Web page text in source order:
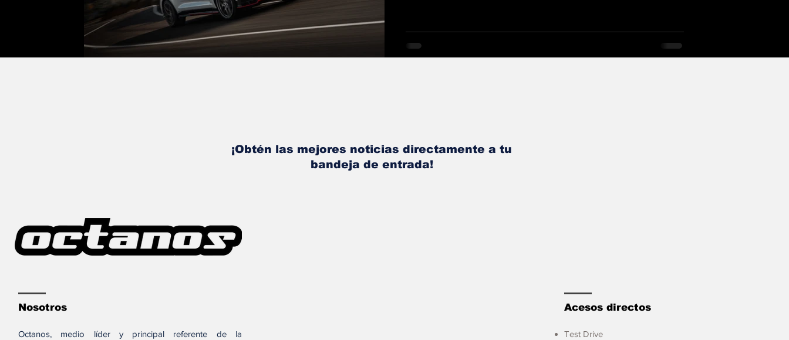
¡Obtén las mejores noticias directamente a tu
bandeja de entrada!
Nosotros
Octanos, medio líder y principal referente de la
Acesos directos
Test Drive